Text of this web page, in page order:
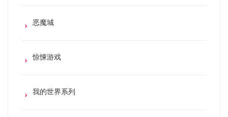
恶魔城
惊悚游戏
我的世界系列